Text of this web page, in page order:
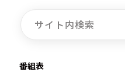
番組表